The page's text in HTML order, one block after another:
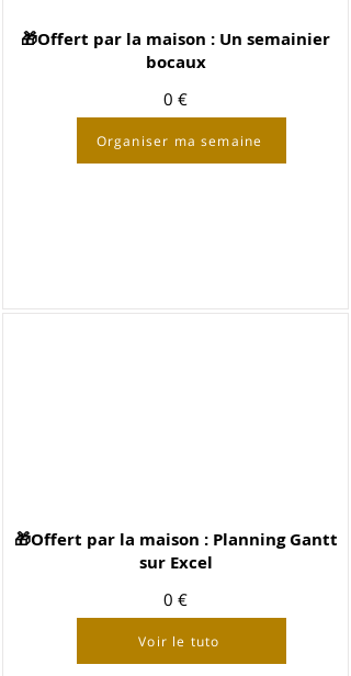
🎁Offert par la maison : Un semainier
bocaux
0 €
Organiser ma semaine
🎁Offert par la maison : Planning Gantt
sur Excel
0 €
Voir le tuto